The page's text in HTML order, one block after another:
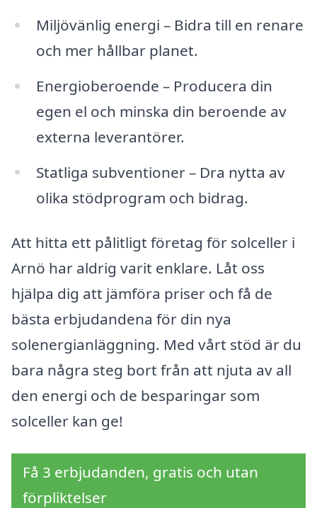
Miljövänlig energi – Bidra till en renare
och mer hållbar planet.
Energioberoende – Producera din
egen el och minska din beroende av
externa leverantörer.
Statliga subventioner – Dra nytta av
olika stödprogram och bidrag.
Att hitta ett pålitligt företag för solceller i
Arnö har aldrig varit enklare. Låt oss
hjälpa dig att jämföra priser och få de
bästa erbjudandena för din nya
solenergianläggning. Med vårt stöd är du
bara några steg bort från att njuta av all
den energi och de besparingar som
solceller kan ge!
Få 3 erbjudanden, gratis och utan
förpliktelser